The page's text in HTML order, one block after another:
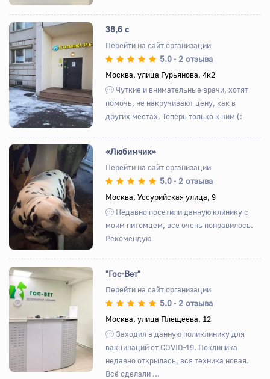
Назад Вперед
38,6 с
Перейти на сайт организации
5.0 • 2 отзыва
Москва, улица Гурьянова, 4к2
Чуткие и внимательные врачи, хотят
помочь, не накручивают цену, как в
других местах. Теперь только к ним (:
Назад Вперед
«Любимчик»
Перейти на сайт организации
5.0 • 2 отзыва
Москва, Уссурийская улица, 9
Недавно посетили данную клинику с
моим питомцем, все очень понравилось.
Рекомендую
Назад Вперед
"Гос-Вет"
Перейти на сайт организации
5.0 • 2 отзыва
Москва, улица Плещеева, 12
Заходил в данную поликлинику для
вакцинаций от COVID-19. Поклиника
недавно открылась, вся техника новая.
Всё сделали ...